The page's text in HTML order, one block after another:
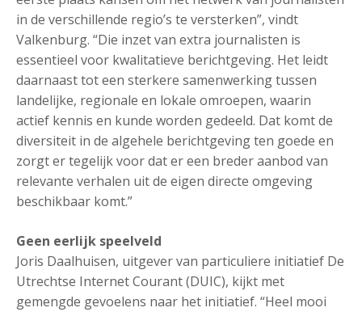
in de verschillende regio’s te versterken”, vindt
Valkenburg. “Die inzet van extra journalisten is
essentieel voor kwalitatieve berichtgeving. Het leidt
daarnaast tot een sterkere samenwerking tussen
landelijke, regionale en lokale omroepen, waarin
actief kennis en kunde worden gedeeld. Dat komt de
diversiteit in de algehele berichtgeving ten goede en
zorgt er tegelijk voor dat er een breder aanbod van
relevante verhalen uit de eigen directe omgeving
beschikbaar komt.”
Geen eerlijk speelveld
Joris Daalhuisen, uitgever van particuliere initiatief De
Utrechtse Internet Courant (DUIC), kijkt met
gemengde gevoelens naar het initiatief. “Heel mooi